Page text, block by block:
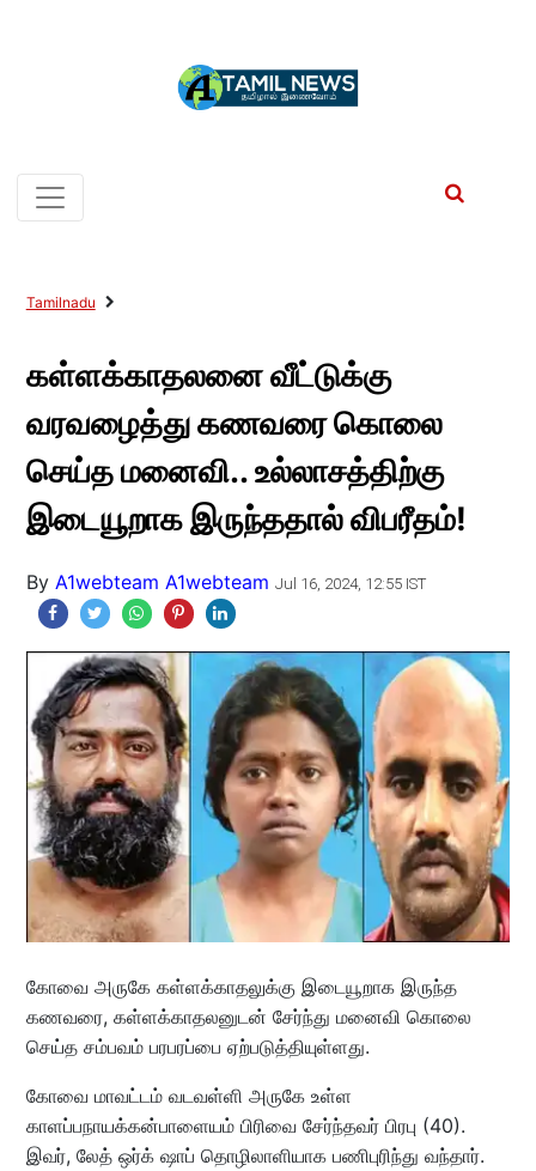
Tamilnadu
கள்ளக்காதலனை வீட்டுக்கு
வரவழைத்து கணவரை கொலை
செய்த மனைவி.. உல்லாசத்திற்கு
இடையூறாக இருந்ததால் விபரீதம்!
By A1webteam A1webteam Jul 16, 2024, 12:55 IST
கோவை அருகே கள்ளக்காதலுக்கு இடையூறாக இருந்த
கணவரை, கள்ளக்காதலனுடன் சேர்ந்து மனைவி கொலை
செய்த சம்பவம் பரபரப்பை ஏற்படுத்தியுள்ளது.
கோவை மாவட்டம் வடவள்ளி அருகே உள்ள
காளப்பநாயக்கன்பாளையம் பிரிவை சேர்ந்தவர் பிரபு (40).
இவர், லேத் ஒர்க் ஷாப் தொழிலாளியாக பணிபுரிந்து வந்தார்.